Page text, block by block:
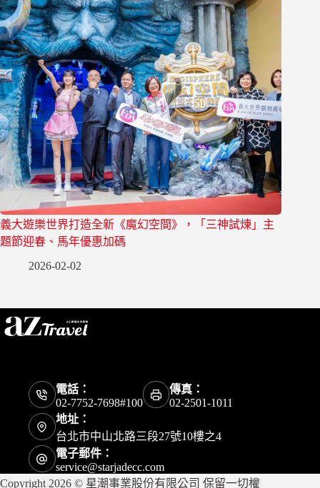
義大遊樂世界打造全新《魔幻空間》，「三神試煉」主
題節迎春、馬年優惠加碼
2026-02-02
電話：
02-7752-7698#100
傳真：
02-2501-1011
地址：
台北市中山北路三段27號10樓之4
電子郵件：
service@starjadecc.com
Copyright 2026 © 星潮事業股份有限公司 保留一切權